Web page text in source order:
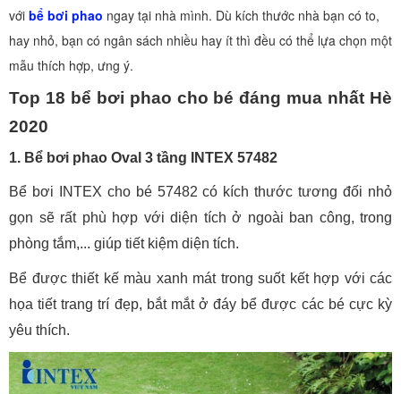
với bể bơi phao ngay tại nhà mình. Dù kích thước nhà bạn có to,
hay nhỏ, bạn có ngân sách nhiều hay ít thì đều có thể lựa chọn một
mẫu thích hợp, ưng ý.
Top 18 bể bơi phao cho bé đáng mua nhất Hè
2020
1. Bể bơi phao Oval 3 tầng INTEX 57482
Bể bơi INTEX cho bé 57482 có kích thước tương đối nhỏ
gọn sẽ rất phù hợp với diện tích ở ngoài ban công, trong
phòng tắm,... giúp tiết kiệm diện tích.
Bể được thiết kế màu xanh mát trong suốt kết hợp với các
họa tiết trang trí đẹp, bắt mắt ở đáy bể được các bé cực kỳ
yêu thích.